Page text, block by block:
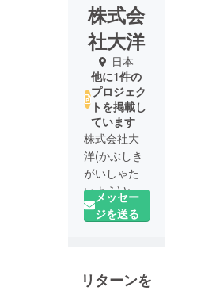
株式会
社大洋
日本
他に1件の
プロジェク
トを掲載し
ています
株式会社大
洋(かぶしき
がいしゃた
いよう)と申
します。長
年、旅行用
ましたが、
メッセー
ジを送る
リターンを